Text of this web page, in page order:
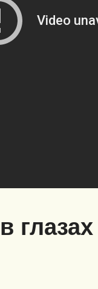
глазах